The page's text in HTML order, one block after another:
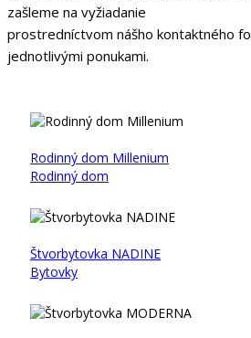
zašleme na vyžiadanie
prostredníctvom nášho kontaktného
jednotlivými ponukami.
Rodinný dom Millenium
Rodinný dom
Štvorbytovka NADINE
Bytovky